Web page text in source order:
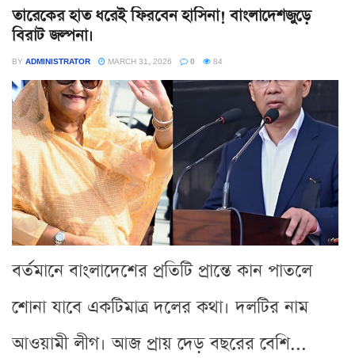
তারেকের হাত ধরেই ফিরবেন হাসিনা! বাংলাদেশজুড়ে
বিরাট জল্পনা।
BY ADMINISTRATOR MARCH 31, 2026 0 84
বর্তমানে বাংলাদেশের প্রতিটি প্রান্তে কান পাতলে
শোনা যাবে একটিমাত্র দলের কথা। দলটির নাম
আওয়ামী লীগ। আজ প্রায় দেড় বছরের বেশি...